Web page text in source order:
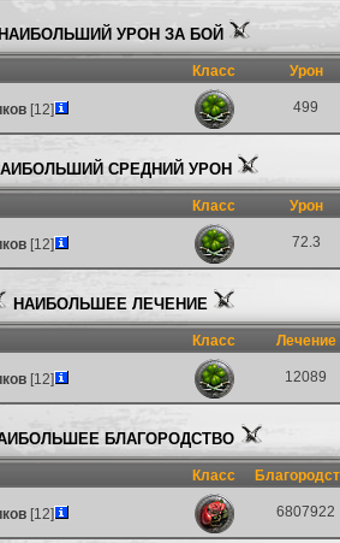
НАИБОЛЬШИЙ УРОН ЗА БОЙ
Класс Урон
[12] 499
СРЕДНИЙ УРОН
Класс Урон
[12] 72.3
НАИБОЛЬШЕЕ ЛЕЧЕНИЕ
Класс Лечение
[12] 12089
БЛАГОРОДСТВО
Класс
[12] 6807922